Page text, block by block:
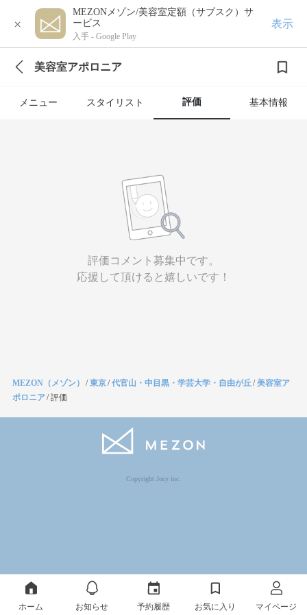
×
MEZONメゾン/美容室定額（サブスク）サ
ービス
入手 - Google Play
表示
美容室アポロニア
メニュー スタイリスト 評価 基本情報
評価コメント募集中です。
応援して頂けると嬉しいです！
MEZON（メゾン） /東京/代官山・中目黒・学芸大学・自由が丘/美容室ア
ポロニア/評価
Copyright Jocy inc.
ホーム お知らせ 予約履歴 お気に入り マイページ